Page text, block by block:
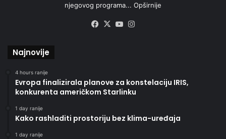
njegovog programa... Opširnije
Facebook
X YouTube
Najnovije
4 hours ranije
Evropa finalizirala planove za konstelaciju IRIS,
konkurenta američkom Starlinku
1 day ranije
Kako rashladiti prostoriju bez klima-uređaja
1 day ranije